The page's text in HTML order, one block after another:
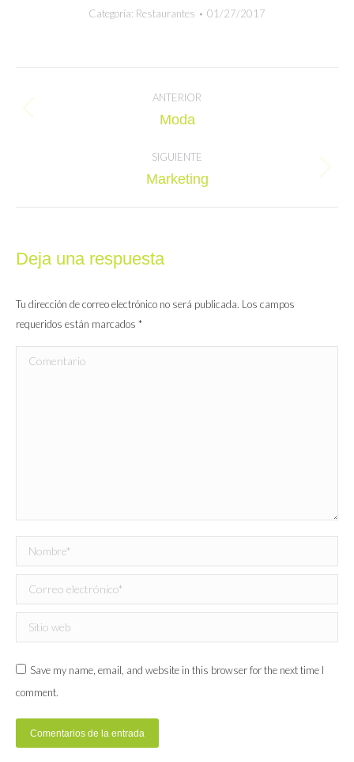
Categoría: Restaurantes 01/27/2017
entre
ANTERIOR
Álbum
Moda
SIGUIENTE
Álbum
Marketing
Deja una respuesta
Tu dirección de correo electrónico no será publicada. Los campos
requeridos están marcados *
Comentario
Nombre *
Correo electrónico *
Sitio web
Save my name, email, and website in this browser for the next time I
comment.
Comentarios de la entrada